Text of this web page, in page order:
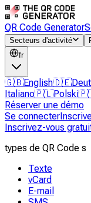
QR Code Generator
Secteurs d'activité
fr
🇬🇧English🇩🇪
Italiano🇵🇱Polski
Réserver une démo
Se connecter
Inscrivez-vous
types de QR Code s
Texte
vCard
E-mail